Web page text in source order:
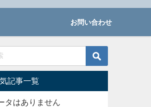
お問い合わせ
記事一覧
タはありません